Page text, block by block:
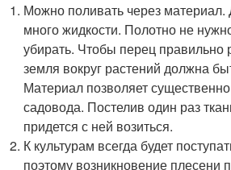
Можно поливать через материал.
много жидкости. Полотно не
убирать. Чтобы перец правильно
земля вокруг растений должна
Материал позволяет
садовода. Постелив один раз
придется с ней возиться.
К культурам всегда будет
поэтому возникновение плесени